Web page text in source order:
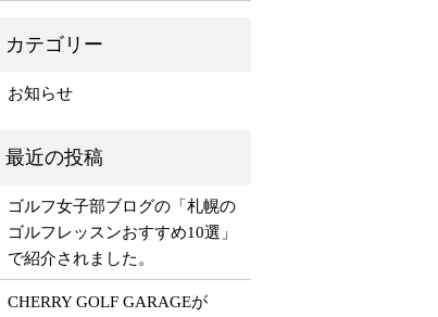
お知らせ
ゴルフ女子部ブログの「札幌の
ゴルフレッスンおすすめ10選」
で紹介されました。
​​CHERRY GOLF GARAGEが